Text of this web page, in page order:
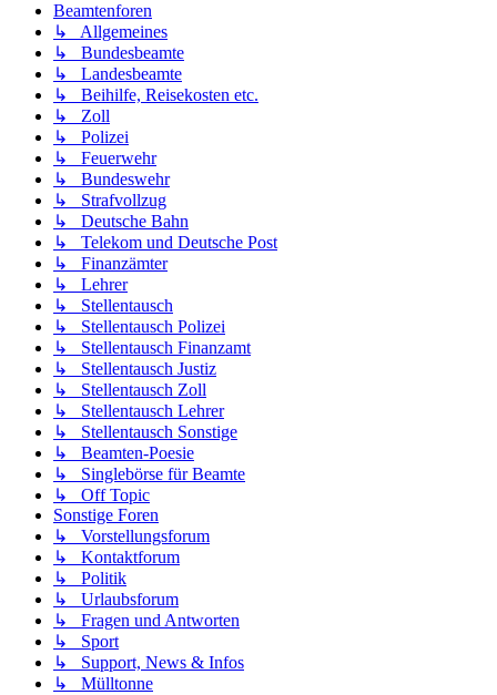
Beamtenforen
↳ Allgemeines
↳ Bundesbeamte
↳ Landesbeamte
↳ Beihilfe, Reisekosten etc.
↳ Zoll
↳ Polizei
↳ Feuerwehr
↳ Bundeswehr
↳ Strafvollzug
↳ Deutsche Bahn
↳ Telekom und Deutsche Post
↳ Finanzämter
↳ Lehrer
↳ Stellentausch
↳ Stellentausch Polizei
↳ Stellentausch Finanzamt
↳ Stellentausch Justiz
↳ Stellentausch Zoll
↳ Stellentausch Lehrer
↳ Stellentausch Sonstige
↳ Beamten-Poesie
↳ Singlebörse für Beamte
↳ Off Topic
Sonstige Foren
↳ Vorstellungsforum
↳ Kontaktforum
↳ Politik
↳ Urlaubsforum
↳ Fragen und Antworten
↳ Sport
↳ Support, News & Infos
↳ Mülltonne